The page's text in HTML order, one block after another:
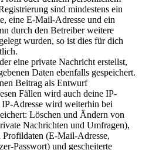
sind mindestens ein
eine E-Mail-Adresse und ein
durch den Betreiber weitere
wurden, so ist dies für dich
eine private Nachricht erstellst,
Daten ebenfalls gespeichert.
Beitrag als Entwurf
Fällen wird auch deine IP-
Adresse wird weiterhin bei
Löschen und Ändern von
Nachrichten und Umfragen),
Profildaten (E-Mail-Adresse,
Passwort) und gescheiterte